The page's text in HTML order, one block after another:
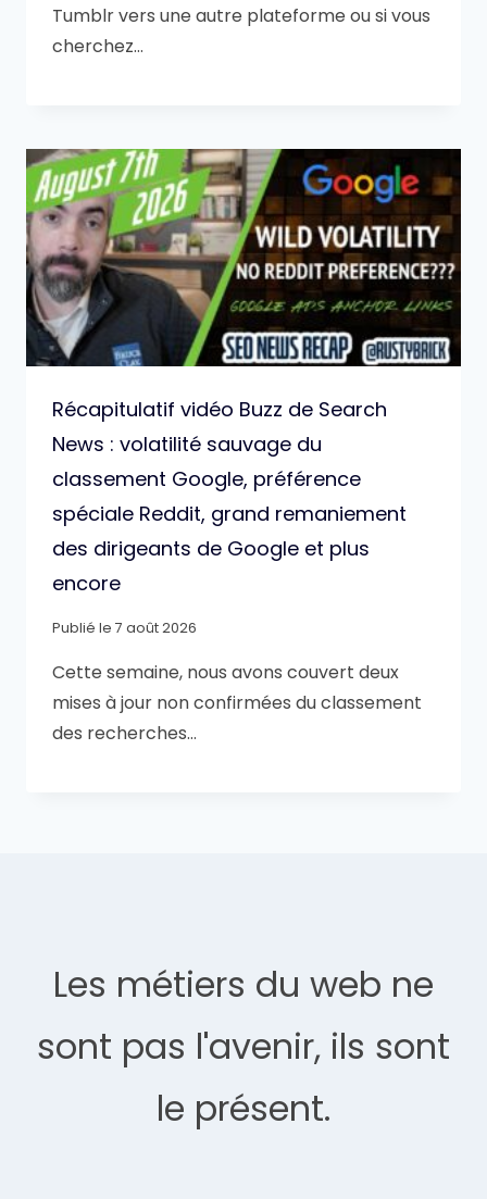
Tumblr vers une autre plateforme ou si vous
cherchez…
Récapitulatif vidéo Buzz de Search
News : volatilité sauvage du
classement Google, préférence
spéciale Reddit, grand remaniement
des dirigeants de Google et plus
encore
Publié le 7 août 2026
Cette semaine, nous avons couvert deux
mises à jour non confirmées du classement
des recherches…
Les métiers du web ne
sont pas l'avenir, ils sont
le présent.